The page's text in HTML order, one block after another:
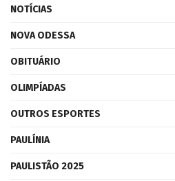
NOTÍCIAS
NOVA ODESSA
OBITUÁRIO
OLIMPÍADAS
OUTROS ESPORTES
PAULÍNIA
PAULISTÃO 2025